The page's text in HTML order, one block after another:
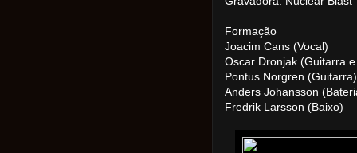
Formação
Joacim Cans (Vocal)
Oscar Dronjak (Guitarra
Pontus Norgren (Guitarra)
Anders Johansson
Fredrik Larsson (Baixo)